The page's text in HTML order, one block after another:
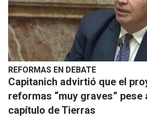
REFORMAS EN DEBATE
Capitanich advirtió que el
reformas “muy graves” pese
capítulo de Tierras